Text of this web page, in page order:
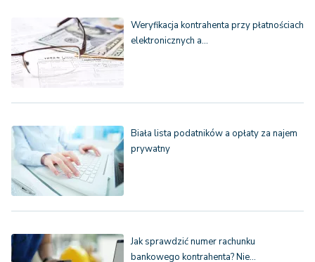
Weryfikacja kontrahenta przy płatnościach
elektronicznych a…
Biała lista podatników a opłaty za najem
prywatny
Jak sprawdzić numer rachunku
bankowego kontrahenta? Nie…